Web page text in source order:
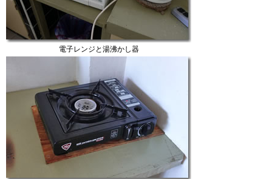
電子レンジと湯沸かし器